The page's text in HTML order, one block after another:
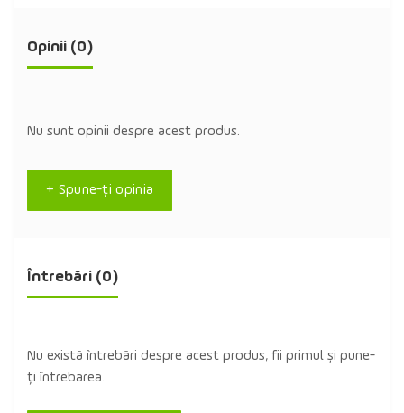
Opinii (0)
Nu sunt opinii despre acest produs.
+ Spune-ţi opinia
Întrebări (0)
Nu există întrebări despre acest produs, fii primul și pune-
ți întrebarea.